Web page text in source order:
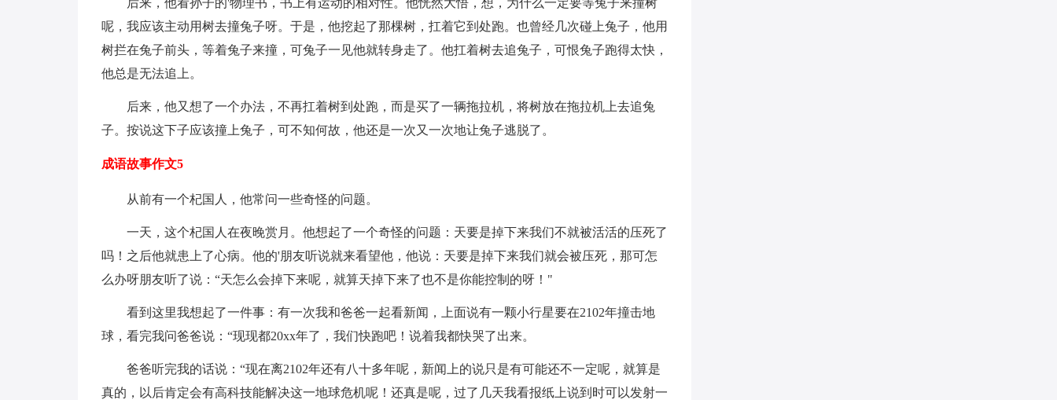
后来，他看孙子的'物理书，书上有运动的相对性。他恍然大悟，想，为什么一定要等兔子来撞树
呢，我应该主动用树去撞兔子呀。于是，他挖起了那棵树，扛着它到处跑。也曾经几次碰上兔子，他用
树拦在兔子前头，等着兔子来撞，可兔子一见他就转身走了。他扛着树去追兔子，可恨兔子跑得太快，
他总是无法追上。
后来，他又想了一个办法，不再扛着树到处跑，而是买了一辆拖拉机，将树放在拖拉机上去追兔
子。按说这下子应该撞上兔子，可不知何故，他还是一次又一次地让兔子逃脱了。
成语故事作文5
从前有一个杞国人，他常问一些奇怪的问题。
一天，这个杞国人在夜晚赏月。他想起了一个奇怪的问题：天要是掉下来我们不就被活活的压死了
吗！之后他就患上了心病。他的'朋友听说就来看望他，他说：天要是掉下来我们就会被压死，那可怎
么办呀朋友听了说：“天怎么会掉下来呢，就算天掉下来了也不是你能控制的呀！"
看到这里我想起了一件事：有一次我和爸爸一起看新闻，上面说有一颗小行星要在2102年撞击地
球，看完我问爸爸说：“现现都20xx年了，我们快跑吧！说着我都快哭了出来。
爸爸听完我的话说：“现在离2102年还有八十多年呢，新闻上的说只是有可能还不一定呢，就算是
真的，以后肯定会有高科技能解决这一地球危机呢！还真是呢，过了几天我看报纸上说到时可以发射一